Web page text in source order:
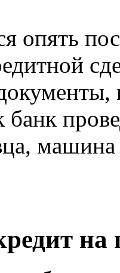
опять
банк